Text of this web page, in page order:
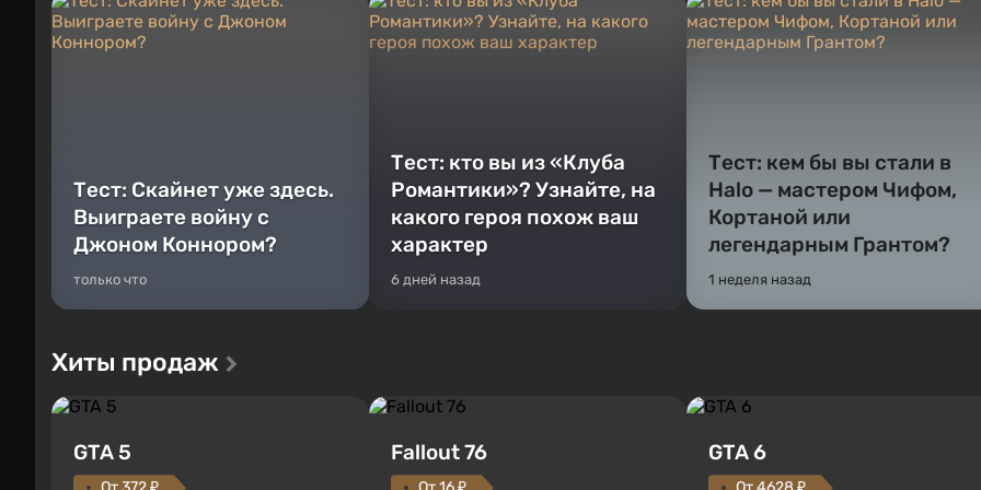
Тест: Скайнет уже здесь.
Выиграете войну с
Джоном Коннором?
только что
Тест: кто вы из «Клуба
Романтики»? Узнайте, на
какого героя похож ваш
характер
6 дней назад
Тест: кем бы вы стали в
Halo — мастером Чифом,
Кортаной или
легендарным Грантом?
1 неделя назад
Хиты продаж
GTA 5 Fallout 76 GTA 6